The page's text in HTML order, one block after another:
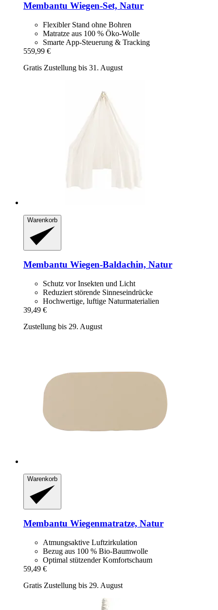
Membantu Wiegen-​Set, Natur
Flexibler Stand ohne Bohren
Matratze aus 100 % Öko-Wolle
Smarte App-Steuerung & Tracking
559,99 €
Gratis Zustellung bis 31. August
Warenkorb
Membantu Wiegen-​Baldachin, Natur
Schutz vor Insekten und Licht
Reduziert störende Sinneseindrücke
Hochwertige, luftige Naturmaterialien
39,49 €
Zustellung bis 29. August
Warenkorb
Membantu Wiegenmatratze, Natur
Atmungsaktive Luftzirkulation
Bezug aus 100 % Bio-Baumwolle
Optimal stützender Komfortschaum
59,49 €
Gratis Zustellung bis 29. August